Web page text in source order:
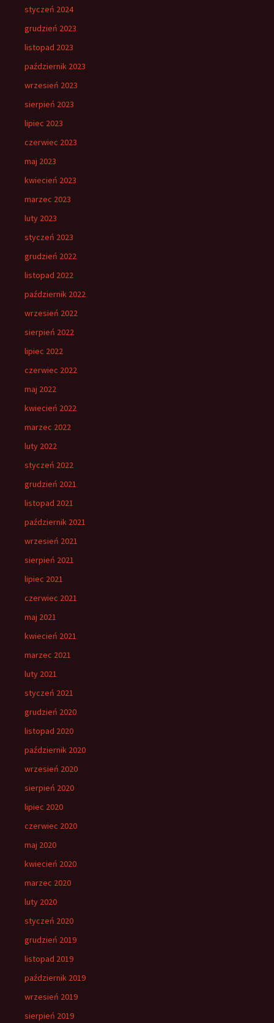
styczeń 2024
grudzień 2023
listopad 2023
październik 2023
wrzesień 2023
sierpień 2023
lipiec 2023
czerwiec 2023
maj 2023
kwiecień 2023
marzec 2023
luty 2023
styczeń 2023
grudzień 2022
listopad 2022
październik 2022
wrzesień 2022
sierpień 2022
lipiec 2022
czerwiec 2022
maj 2022
kwiecień 2022
marzec 2022
luty 2022
styczeń 2022
grudzień 2021
listopad 2021
październik 2021
wrzesień 2021
sierpień 2021
lipiec 2021
czerwiec 2021
maj 2021
kwiecień 2021
marzec 2021
luty 2021
styczeń 2021
grudzień 2020
listopad 2020
październik 2020
wrzesień 2020
sierpień 2020
lipiec 2020
czerwiec 2020
maj 2020
kwiecień 2020
marzec 2020
luty 2020
styczeń 2020
grudzień 2019
listopad 2019
październik 2019
wrzesień 2019
sierpień 2019